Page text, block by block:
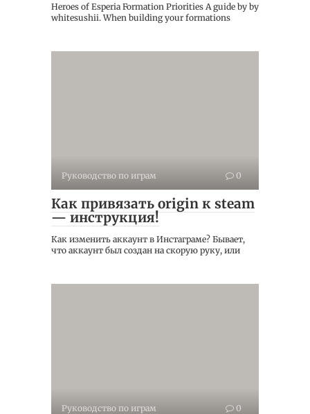
Heroes of Esperia Formation Priorities A guide by by
whitesushii. When building your formations
Руководство по играм 0
Как привязать origin к steam
— инструкция!
Как изменить аккаунт в Инстаграме? Бывает,
что аккаунт был создан на скорую руку, или
Руководство по играм 0